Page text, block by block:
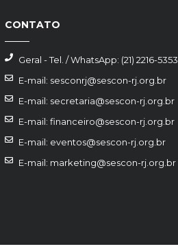
CONTATO
Geral - Tel. / WhatsApp: (21) 2216-5353
E-mail: sesconrj@sescon-rj.org.br
E-mail: secretaria@sescon-rj.org.br
E-mail: financeiro@sescon-rj.org.br
E-mail: eventos@sescon-rj.org.br
E-mail: marketing@sescon-rj.org.br